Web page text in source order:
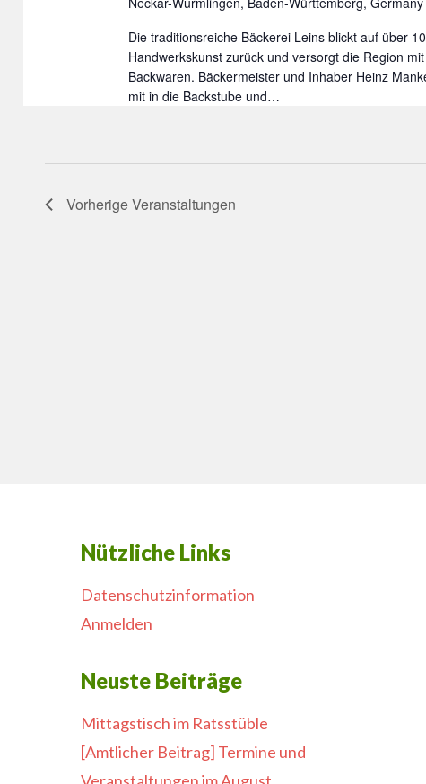
Die traditionsreiche Bäckerei Leins blickt auf über
Handwerkskunst zurück und versorgt die Region
Backwaren. Bäckermeister und Inhaber Heinz
mit in die Backstube und…
VorherigeVeranstaltungen
Nützliche Links
Datenschutzinformation
Anmelden
Neuste Beiträge
Mittagstisch im Ratsstüble
[Amtlicher Beitrag] Termine und